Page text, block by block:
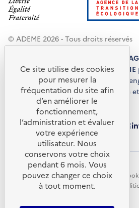
© ADEME 2026 - Tous droits réservés
Agir pour la transition écologique
de conseils et de services de l'ADEME
acteurs économiques et territoires
contre le réchauffement climatique
ressources.
ademe.fr
S'ouvre
nouvelle
fenêtre
librairie.ademe.fr
S'ouvre
dans
une
nouvelle
fenêtre
ademe.fr/presse
S'ouvre
nouvelle
fenêtre
Accessibilité : non conforme
Données personnelles
Gestion des
Mentions légales
Plan du site
dans
Ce site utilise des cookies
pour mesurer la
fréquentation du site afin
d’en améliorer le
fonctionnement,
l’administration et évaluer
votre expérience
utilisateur. Nous
conservons votre choix
pendant 6 mois. Vous
pouvez changer ce choix
à tout moment.